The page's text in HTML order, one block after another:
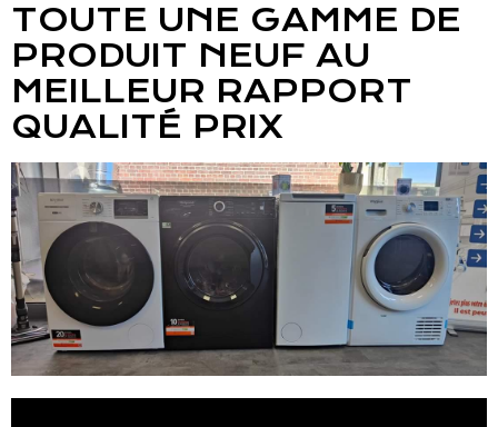
TOUTE UNE GAMME DE
PRODUIT NEUF AU
MEILLEUR RAPPORT
QUALITÉ PRIX